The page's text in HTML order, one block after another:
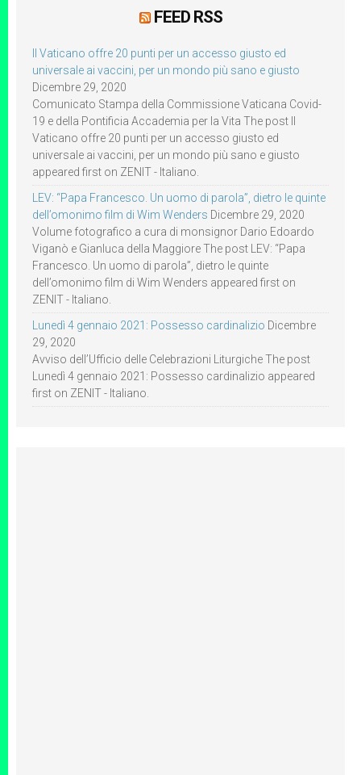
FEED RSS
Il Vaticano offre 20 punti per un accesso giusto ed
universale ai vaccini, per un mondo più sano e giusto
Dicembre 29, 2020
Comunicato Stampa della Commissione Vaticana Covid-
19 e della Pontificia Accademia per la Vita The post Il
Vaticano offre 20 punti per un accesso giusto ed
universale ai vaccini, per un mondo più sano e giusto
appeared first on ZENIT - Italiano.
LEV: “Papa Francesco. Un uomo di parola”, dietro le quinte
dell’omonimo film di Wim Wenders Dicembre 29, 2020
Volume fotografico a cura di monsignor Dario Edoardo
Viganò e Gianluca della Maggiore The post LEV: “Papa
Francesco. Un uomo di parola”, dietro le quinte
dell’omonimo film di Wim Wenders appeared first on
ZENIT - Italiano.
Lunedì 4 gennaio 2021: Possesso cardinalizio Dicembre
29, 2020
Avviso dell’Ufficio delle Celebrazioni Liturgiche The post
Lunedì 4 gennaio 2021: Possesso cardinalizio appeared
first on ZENIT - Italiano.